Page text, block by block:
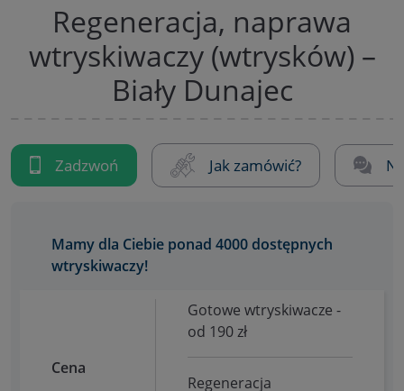
Regeneracja, naprawa
wtryskiwaczy (wtrysków) –
Biały Dunajec
Zadzwoń Jak zamówić?
Mamy dla Ciebie ponad 4000 dostępnych
wtryskiwaczy!
Cena
Gotowe wtryskiwacze -
od 190 zł
Regeneracja